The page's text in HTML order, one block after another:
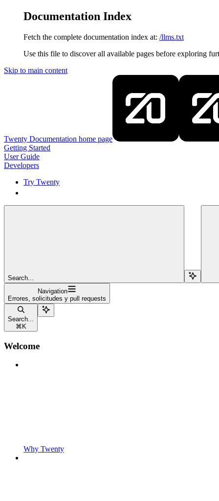
Documentation Index
Fetch the complete documentation index at: /llms.txt
Use this file to discover all available pages before exploring
Skip to main content
Twenty Documentation home page
Getting Started
User Guide
Developers
Try Twenty
Search...
Navigation
Errores, solicitudes y pull requests
Search...
⌘ K
Welcome
Why Twenty